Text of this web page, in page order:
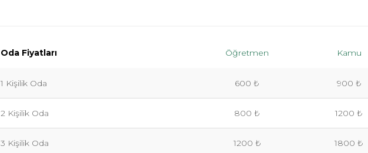
Oda Fiyatları Öğretmen Kamu
1 Kişilik Oda 600 ₺ 900 ₺
2 Kişilik Oda 800 ₺ 1200 ₺
3 Kişilik Oda 1200 ₺ 1800 ₺